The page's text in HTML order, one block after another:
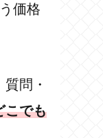
価格
問・
こでも